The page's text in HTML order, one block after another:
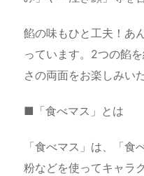
餡の味もひと工夫！あ
っています。2つの餡
さの両面をお楽しみい
■「食べマス」とは
「食べマス」は、「
粉などを使ってキャラ